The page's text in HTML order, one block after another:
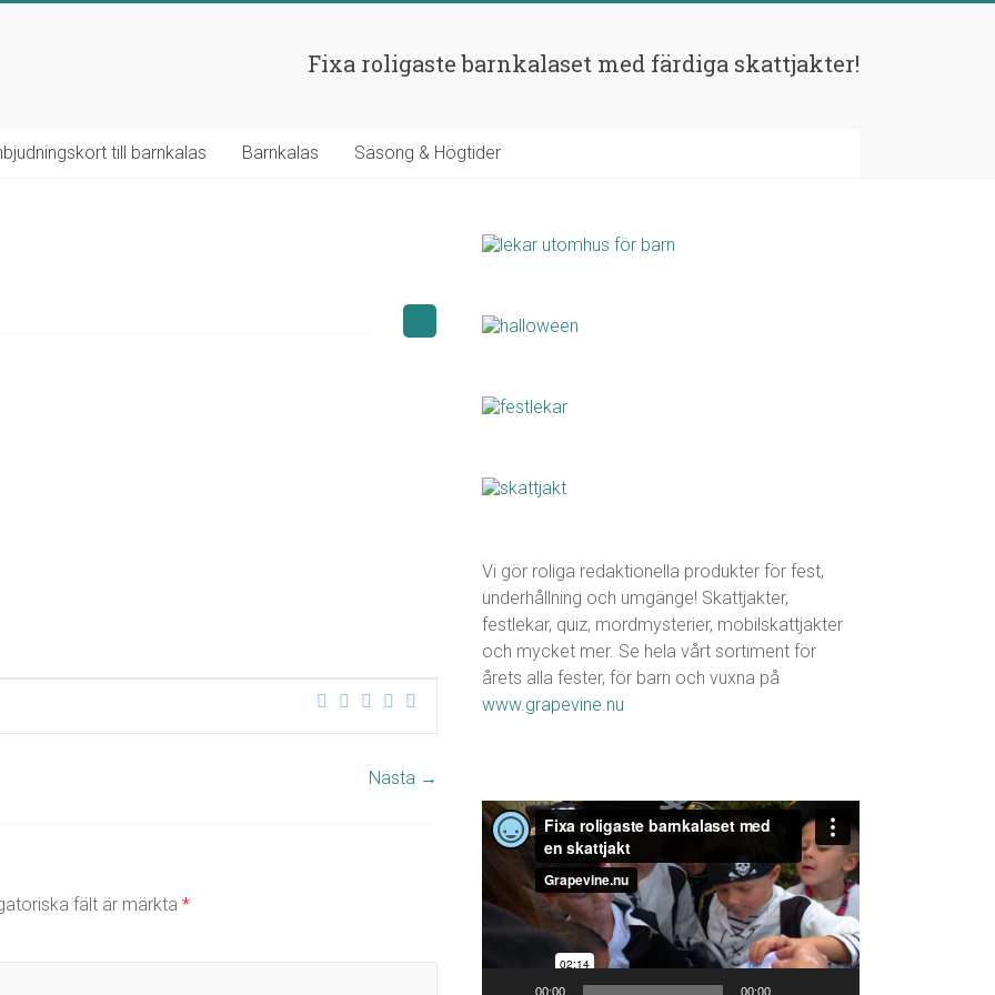
Fixa roligaste barnkalaset med färdiga skattjakter!
till barnkalas Barnkalas Säsong & Högtider
Nästa →
fält är märkta *
Vi gör roliga redaktionella produkter för fest,
underhållning och umgänge! Skattjakter,
festlekar, quiz, mordmysterier, mobilskattjakter
och mycket mer. Se hela vårt sortiment för
årets alla fester, för barn och vuxna på
www.grapevine.nu
Videospelare
00:00 00:00